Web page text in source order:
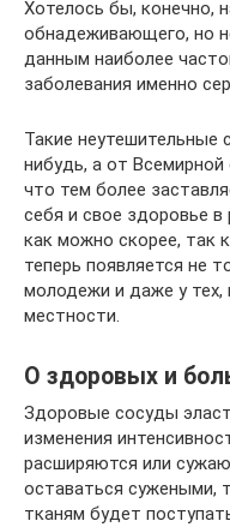
Хотелось бы, конечно,
обнадеживающего, но
данным наиболее
заболевания именно
Такие неутешительные
нибудь, а от Всемирной
что тем более
себя и свое здоровье
как можно скорее, так
теперь появляется не
молодежи и даже у тех,
местности.
О здоровых и
Здоровые сосуды
изменения
расширяются или
оставаться сужеными,
тканям будет